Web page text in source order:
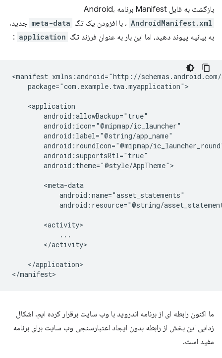
بازگشت به فایل Manifest برنامه Android،
AndroidManifest.xml ، با افزودن یک تگ meta-data جدید،
به بیانیه پیوند دهید، اما این بار به عنوان فرزند تگ application
:
<manifest
package="com.example.twa.myapplication">
android:theme="@style/AppTheme">
android:resource="@string/
</activity>
</application>
ما اکنون رابطه ای از برنامه اندروید با وب سایت برقرار کرده ایم. اشکال
زدایی این بخش از رابطه بدون ایجاد اعتبارسنجی وب سایت برای برنامه
مفید است.